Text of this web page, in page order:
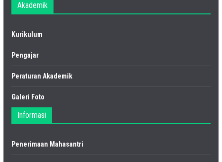
Akademik
Kurikulum
Pengajar
Peraturan Akademik
Galeri Foto
Informasi
Penerimaan Mahasantri